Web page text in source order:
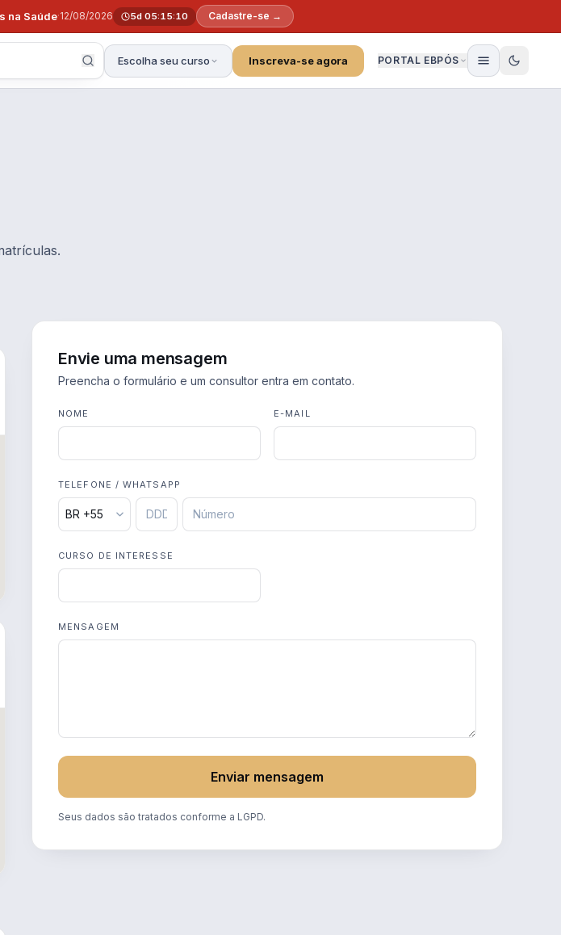
na Saúde·12/08/2026 5d 05:15:09 Cadastre-se →
Escolha seu curso Inscreva-se agora PORTAL EBPÓS
Envie uma mensagem
Preencha o formulário e um consultor entra em contato.
NOME E-MAIL
TELEFONE / WHATSAPP
CURSO DE INTERESSE
MENSAGEM
Enviar mensagem
Seus dados são tratados conforme a LGPD.